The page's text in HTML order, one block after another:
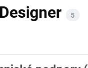
Designer 5